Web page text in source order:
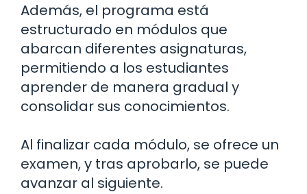
Además, el programa está
estructurado en módulos que
abarcan diferentes asignaturas,
permitiendo a los estudiantes
aprender de manera gradual y
consolidar sus conocimientos.
Al finalizar cada módulo, se ofrece un
examen, y tras aprobarlo, se puede
avanzar al siguiente.